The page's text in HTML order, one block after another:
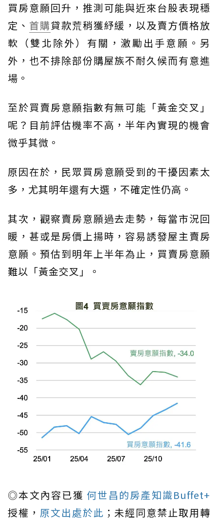
買房意願回升，推測可能與近來台股表現穩
定、 首購貸款荒稍獲紓緩，以及賣方價格放
軟（雙北除外）有關，激勵出手意願。另
外，也不排除部份購屋族不耐久候而有意進
場。
至於買賣房意願指數有無可能「黃金交叉」
呢？目前評估機率不高，半年內實現的機會
微乎其微。
原因在於，民眾買房意願受到的干擾因素太
多，尤其明年還有大選，不確定性仍高。
其次，觀察賣房意願過去走勢，每當市況回
暖，甚或是房價上揚時，容易誘發屋主賣房
意願。預估到明年上半年為止，買賣房意願
難以「黃金交叉」。
◎本文內容已獲 何世昌的房產知識Buffet+
授權， 原文出處於此 ；未經同意禁止取用轉